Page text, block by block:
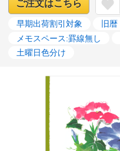
ご注文はこちら
早期出荷割引対象 旧暦
メモスペース:罫線無し
土曜日色分け